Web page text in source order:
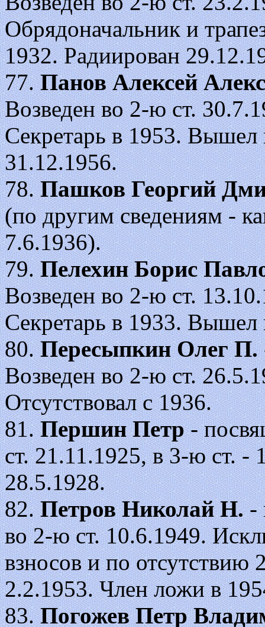
Обрядоначальник и
1932. Радиирован
77.Панов Алексей
Возведен во 2-ю ст.
Секретарь в 1953. Вышел
31.12.1956.
78.Пашков Георгий
(по другим сведениям -
7.6.1936).
79.Пелехин Борис
Возведен во 2-ю ст.
Секретарь в 1933. Вышел
80.Пересыпкин Олег П.
Возведен во 2-ю ст.
Отсутствовал с 1936.
81.Першин Петр-
ст. 21.11.1925, в 3-ю ст. -
28.5.1928.
82.Петров Николай Н.-
во 2-ю ст. 10.6.1949.
взносов и по отсутствию
2.2.1953. Член ложи в
83.Погожев Петр